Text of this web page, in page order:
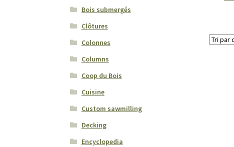
Bois submergés
Clôtures
Colonnes
Columns
Coop du Bois
Cuisine
Custom sawmilling
Decking
Encyclopedia